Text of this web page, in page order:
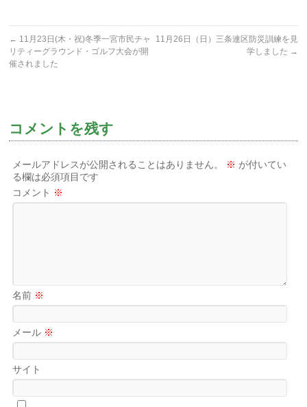
← 11月23日(木・祝)冬季一宮市民チャ
リティーグラウンド・ゴルフ大会が開
催されました
11月26日（日）三条連区防災訓練を見
学しました →
コメントを残す
メールアドレスが公開されることはありません。 ※ が付いてい
る欄は必須項目です
コメント ※
名前 ※
メール ※
サイト